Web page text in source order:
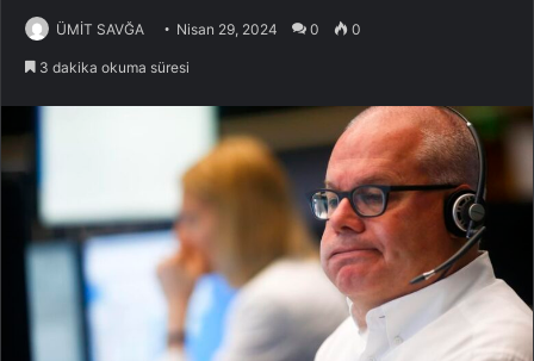
ÜMİT SAVĞA Nisan 29, 2024 0 0
3 dakika okuma süresi